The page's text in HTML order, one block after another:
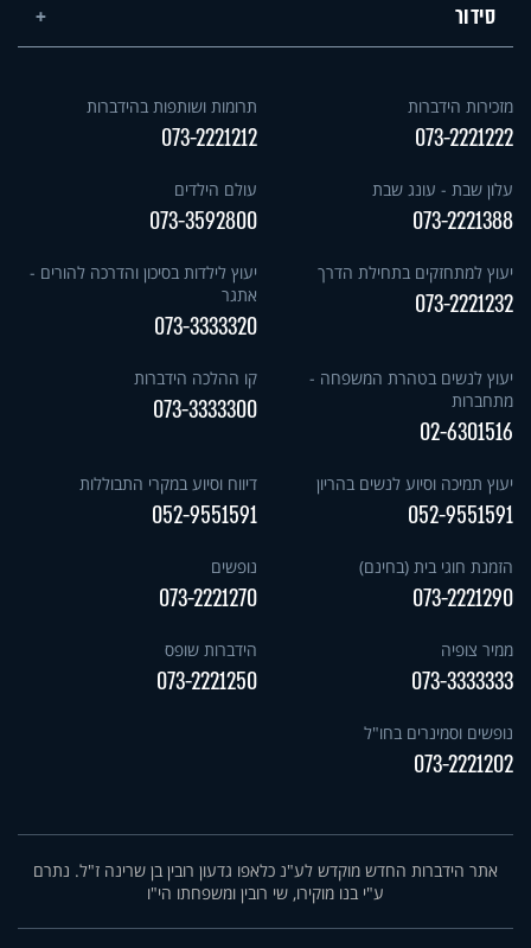
סידור
מזכירות הידברות
073-2221222
תרומות ושותפות בהידברות
073-2221212
עלון שבת - עונג שבת
073-2221388
עולם הילדים
073-3592800
יעוץ למתחזקים בתחילת הדרך
073-2221232
יעוץ לילדות בסיכון והדרכה להורים -
אתגר
073-3333320
יעוץ לנשים בטהרת המשפחה -
מתחברות
02-6301516
קו ההלכה הידברות
073-3333300
יעוץ תמיכה וסיוע לנשים בהריון
052-9551591
דיווח וסיוע במקרי התבוללות
052-9551591
הזמנת חוגי בית (בחינם)
073-2221290
נופשים
073-2221270
ממיר צופיה
073-3333333
הידברות שופס
073-2221250
נופשים וסמינרים בחו"ל
073-2221202
אתר הידברות החדש מוקדש לע"נ כלאפו גדעון רובין בן שרינה ז"ל. נתרם
ע"י בנו מוקירו, שי רובין ומשפחתו הי"ו